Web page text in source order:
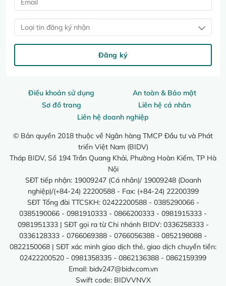
Điều khoản sử dụng
An toàn & Bảo mật
Sơ đồ trang
Liên hệ cá nhân
Liên hệ doanh nghiệp
© Bản quyền 2018 thuộc về Ngân hàng TMCP Đầu tư và Phát
triển Việt Nam (BIDV)
Tháp BIDV, Số 194 Trần Quang Khải, Phường Hoàn Kiếm, TP Hà
Nội
SĐT tiếp nhận: 19009247 (Cá nhân)/ 19009248 (Doanh
nghiệp)/(+84-24) 22200588 - Fax: (+84-24) 22200399
SĐT Tổng đài TTCSKH: 02422200588 - 0385290066 -
0385190066 - 0981910333 - 0866200333 - 0981915333 -
0981951333 | SĐT gọi ra từ Chi nhánh BIDV: 0336258333 -
0336128333 - 0766069388 - 0766056388 - 0852198088 -
0822150068 | SĐT xác minh giao dịch thẻ, giao dịch chuyển tiền:
02422200520 - 0981358335 - 0862136388 - 0862159399
Email: bidv247@bidv.com.vn
Swift code: BIDVVNVX
Loại tin đăng ký nhận
Đăng ký